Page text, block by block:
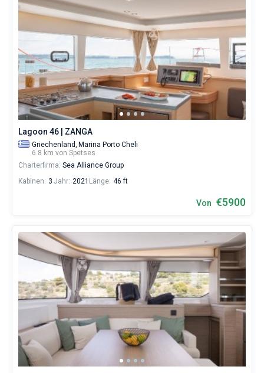
Lagoon 46 | ZANGA
Griechenland, Marina Porto Cheli
6.8 km von Spetses
Charterfirma: Sea Alliance Group
Kabinen: 3 Jahr: 2021 Länge: 46 ft
Von €5900